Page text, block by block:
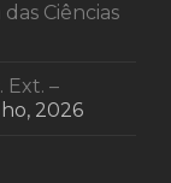
Ciências
Ext. –
2026